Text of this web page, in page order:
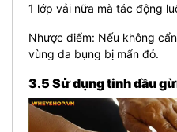
1 lớp vải nữa mà tác động
Nhược điểm: Nếu không
vùng da bụng bị mẩn đỏ.
3.5 Sử dụng tinh dầu